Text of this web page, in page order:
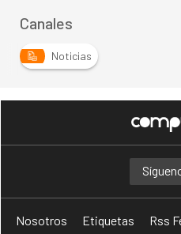
Canales
Noticias
Nosotros Etiquetas Rss